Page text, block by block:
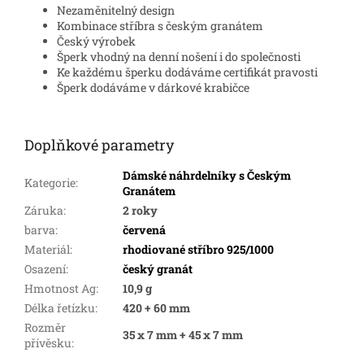
Nezaměnitelný design
Kombinace stříbra s českým granátem
Český výrobek
Šperk vhodný na denní nošení i do společnosti
Ke každému šperku dodáváme certifikát pravosti
Šperk dodáváme v dárkové krabičce
Doplňkové parametry
Kategorie:
Dámské náhrdelníky s Českým
Granátem
Záruka:
2 roky
barva:
červená
Materiál:
rhodiované stříbro 925/1000
Osazení:
český granát
Hmotnost Ag:
10,9 g
Délka řetízku:
420 + 60 mm
Rozměr
přívěsku:
35 x 7 mm + 45 x 7 mm